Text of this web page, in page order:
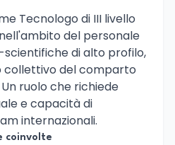
Tecnologo di III livello
del personale
di alto profilo,
del comparto
ruolo che richiede
e capacità di
internazionali.
coinvolte